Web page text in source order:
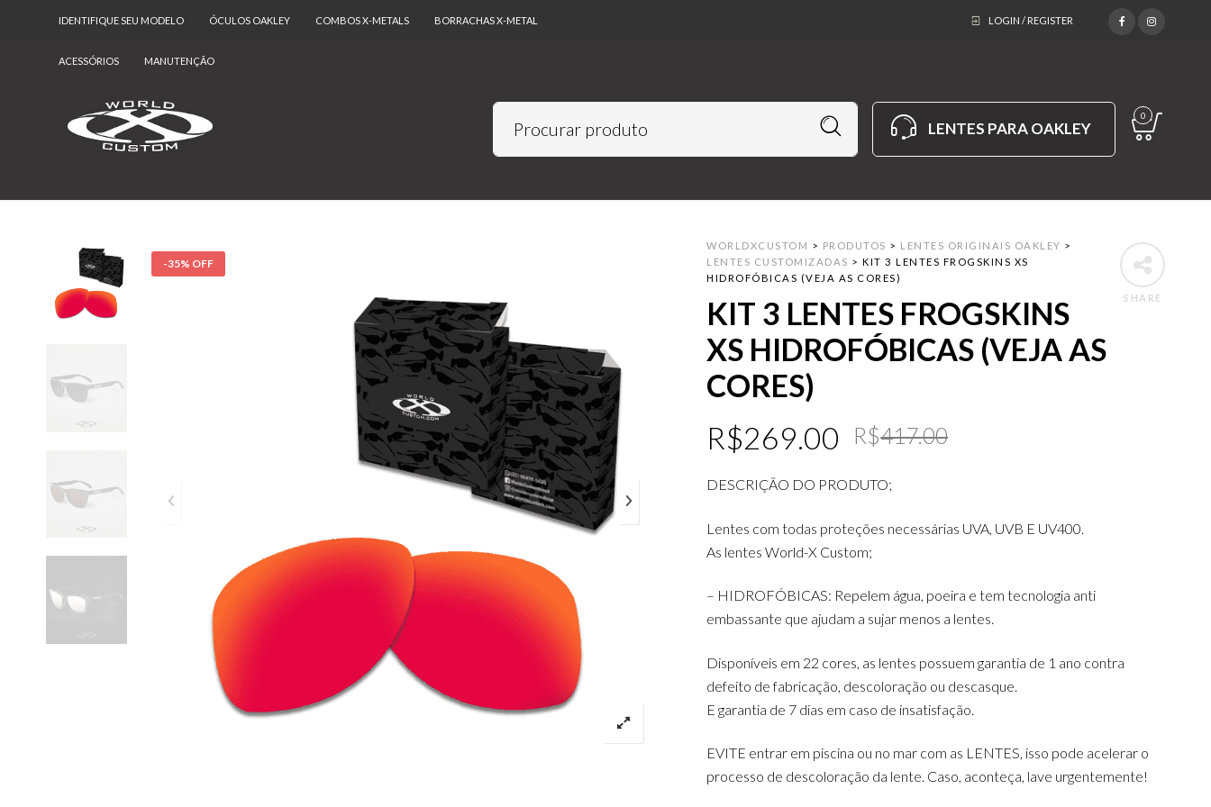
IDENTIFIQUE SEU MODELO ÓCULOS OAKLEY COMBOS X-METALS BORRACHAS X-METAL
ACESSÓRIOS MANUTENÇÃO
LOGIN / REGISTER
LENTES PARA OAKLEY
0
-35% OFF
SHARE
WORLDXCUSTOM > PRODUTOS > LENTES ORIGINAIS OAKLEY >
LENTES CUSTOMIZADAS >KIT 3 LENTES FROGSKINS XS
HIDROFÓBICAS (VEJA AS CORES)
KIT 3 LENTES FROGSKINS
XS HIDROFÓBICAS (VEJA AS
CORES)
R$417.00Original
R$417.00.
R$269.00
Current
R$269.00.
DESCRIÇÃO DO PRODUTO;
Lentes com todas proteções necessárias UVA, UVB E UV400.
As lentes World-X Custom;
– HIDROFÓBICAS: Repelem água, poeira e tem tecnologia anti
embassante que ajudam a sujar menos a lentes.
Disponíveis em 22 cores, as lentes possuem garantia de 1 ano contra
defeito de fabricação, descoloração ou descasque.
E garantia de 7 dias em caso de insatisfação.
EVITE entrar em piscina ou no mar com as LENTES, isso pode acelerar o
processo de descoloração da lente. Caso, aconteça, lave urgentemente!